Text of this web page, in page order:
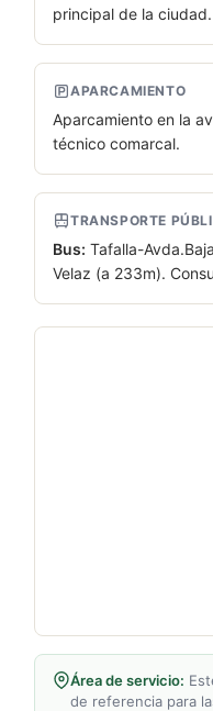
principal de la ciudad.
APARCAMIENTO
Aparcamiento en la
técnico comarcal.
TRANSPORTE
Bus: Tafalla-
Velaz (a 233m).
Área de servicio:
de referencia para